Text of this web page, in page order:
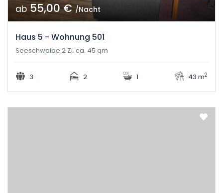
ab55,00 €/Nacht
Haus 5 - Wohnung 501
Seeschwalbe 2 Zi. ca. 45 qm
3 2 1 43 m2